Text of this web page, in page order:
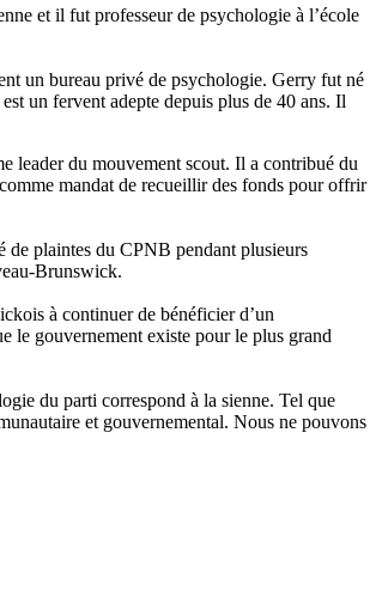
et il fut professeur de psychologie à l’école
un bureau privé de psychologie. Gerry fut né
un fervent adepte depuis plus de 40 ans. Il
leader du mouvement scout. Il a contribué du
mandat de recueillir des fonds pour offrir
plaintes du CPNB pendant plusieurs
Brunswick.
à continuer de bénéficier d’un
le gouvernement existe pour le plus grand
du parti correspond à la sienne. Tel que
et gouvernemental. Nous ne pouvons